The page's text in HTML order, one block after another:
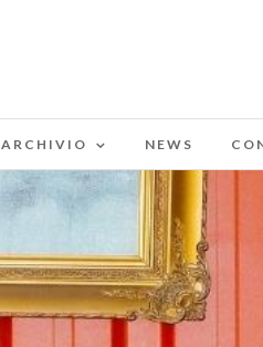
ARCHIVIO NEWS